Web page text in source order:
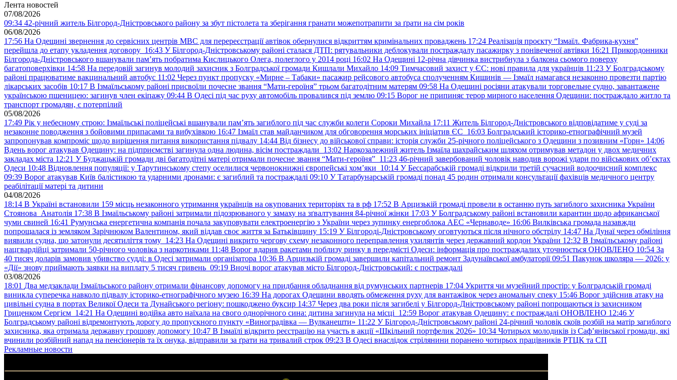
Лента новостей
07/08/2026
09:34 42-річний житель Білгород-Дністровського району за збут пістолета та зберігання гранати можепотрапити за ґрати на сім років
06/08/2026
17:56 На Одещині звернення до сервісних центрів МВС для перереєстрації автівок обернулися відкриттям кримінальних проваджень 17:24 Реалізація проєкту “Ізмаїл. Фабрика-кухня”
перейшла до етапу укладення договору 16:43 У Білгород-Дністровському районі сталася ДТП: рятувальники деблокували постраждалу пасажирку з понівеченої автівки 16:21 Прикордонники
Білгорода-Дністровського вшанували пам’ять побратима Кислицького Олега, полеглого у 2014 році 16:02 На Одещині 12-річна дівчинка вистрибнула з балкона сьомого поверху
багатоповерхівки 14:58 На передовій загинув молодий захисник з Болградської громади Кишлали Михайло 14:09 Тимчасовий захист у ЄС: нові правила для українців 11:23 У Болградському
районі працюватиме вакцинальний автобус 11:02 Через пункт пропуску «Мирне – Табаки» пасажир рейсового автобуса сполученням Кишинів — Ізмаїл намагався незаконно провезти партію
лікарських засобів 10:17 В Ізмаїльському районі присвоїли почесне звання “Мати-героїня” трьом багатодітним матерям 09:58 На Одещині росіяни атакували торговельне судно, завантажене
українською пшеницею: загинув член екіпажу 09:44 В Одесі під час руху автомобіль провалився під землю 09:15 Ворог не припиняє терор мирного населення Одещини: постраждало житло та
транспорт громадян, є потерпілий
05/08/2026
17:49 Рік у небесному строю: Ізмаїльські поліцейські вшанували пам’ять загиблого під час служби колеги Сороки Михайла 17:11 Житель Білгород-Дністровського відповідатиме у суді за
незаконне поводження з бойовими припасами та вибухівкою 16:47 Ізмаїл став майданчиком для обговорення морських ініціатив ЄС 16:03 Болградський історико-етнографічний музей
запропонував компроміс щодо вирішення питання використання підвалу 14:44 Від бізнесу до військової справи: історія служби 25-річного поліцейського з Одещини з позивним «Горн» 14:06
Вдень ворог атакував Одещину: на підприємстві загинула одна людина, вісім постраждали 13:02 Наркозалежний житель Ізмаїла шахрайським шляхом отримував метадон у двох медичних
закладах міста 12:21 У Буджацькій громади дві багатодітні матері отримали почесне звання “Мати-героїня” 11:23 46-річний завербований чоловік наводив ворожі удари по військових обʼєктах
Одеси 10:48 Відновлення популяції: у Тарутинському степу оселилися червонокнижні європейські хом’яки 10:14 У Бессарабській громаді відкрили третій сучасний водоочисний комплекс
09:39 Ворог атакував Київ балістикою та ударними дронами: є загиблий та постраждалі 09:10 У Татарбунарській громаді понад 45 родин отримали консультації фахівців медичного центру
реабілітації матері та дитини
04/08/2026
18:14 В Україні встановили 159 місць незаконного утримання українців на окупованих територіях та в рф 17:52 В Арцизькій громаді провели в останню путь загиблого захисника України
Стоянова Анатолія 17:38 В Ізмаїльському районі затримали підозрюваного у замаху на зґвалтування 84-річної жінки 17:03 У Болградському районі встановили карантин щодо африканської
чуми свиней 16:41 Румунська енергетична компанія почала закуповувати електроенергію з України через зупинку енергоблока АЕС «Чернаводе» 16:06 Вилківська громада назавжди
попрощалася із земляком Зарічнюком Валентином, який віддав своє життя за Батьківщину 15:19 У Білгороді-Дністровському оговтуються після нічного обстрілу 14:47 На Дунаї через обміління
виявили судна, що затонули десятиліття тому 14:23 На Одещині викрито чергову схему незаконного переправлення ухилянтів через державний кордон України 12:32 В Ізмаїльському районі
нацгвардійці затримали 50-річного чоловіка з наркотиками 11:48 Ворог вдарив ракетами поблизу ринку в передмісті Одеси: інформація про постраждалих уточнюється ОНОВЛЕНО 10:54 За
40 тисяч доларів замовив убивство судді: в Одесі затримали організатора 10:36 В Арцизькій громаді завершили капітальний ремонт Задунаївської амбулаторії 09:51 Пакунок школяра — 2026: у
«Дії» знову приймають заявки на виплату 5 тисяч гривень 09:19 Вночі ворог атакував місто Білгород-Дністровський: є постраждалі
03/08/2026
18:01 Два медзаклади Ізмаїльського району отримали фінансову допомогу на придбання обладнання від румунських партнерів 17:04 Укриття чи музейний простір: у Болградській громаді
виникла суперечка навколо підвалу історико-етнографічного музею 16:39 На дорогах Одещини вводять обмеження руху для вантажівок через аномальну спеку 15:46 Ворог здійснив атаку на
цивільні судна в портах Великої Одеси та Дунайського регіону: пошкоджено буксир 14:37 Через два роки після загибелі у Білгород-Дністровському районі попрощаються із захисником
Гриценком Сергієм 14:21 На Одещині водійка авто наїхала на свого однорічного сина: дитина загинула на місці 12:59 Ворог атакував Одещину: є постраждалі ОНОВЛЕНО 12:46 У
Болградському районі відремонтують дорогу до пропускного пункту «Виноградівка — Вулканешти» 11:22 У Білгород-Дністровському районі 24-річний чоловік скоїв розбій на матір загиблого
захисника, яка отримала державну грошову допомогу 10:47 В Ізмаїлі відкрито реєстрацію на участь в акції «Шкільний портфелик 2026» 10:34 Чотирьох молодиків із Саф’янівської громади, які
вчинили розбійний напад на пенсіонерів та їх онука, відправили за ґрати на тривалий строк 09:23 В Одесі внаслідок стрілянини поранено чотирьох працівників РТЦК та СП
Рекламные новости